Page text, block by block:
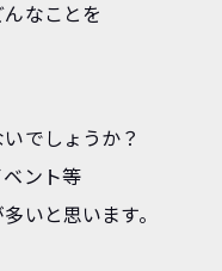
なことを
でしょうか？
ント等
いと思います。